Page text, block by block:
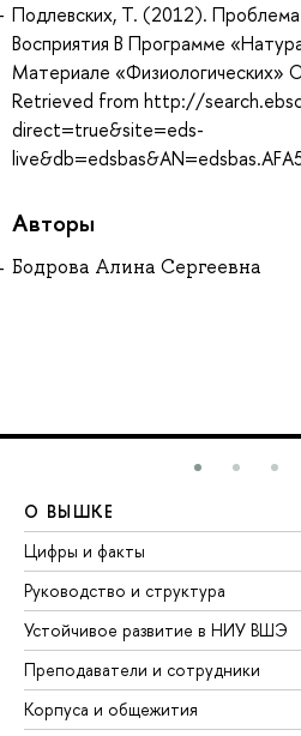
Подлевских, Т. (2012). Проблема
Восприятия В Программе
Материале «Физиологических»
Retrieved from http://
direct=true&site=eds-
Авторы
Бодрова Алина Сергеевна
О ВЫШКЕ
Цифры и факты
Руководство и структура
Устойчивое развитие в НИУ ВШЭ
Преподаватели и сотрудники
Корпуса и общежития